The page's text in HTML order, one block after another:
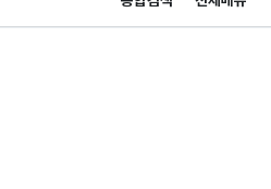
집입니다.